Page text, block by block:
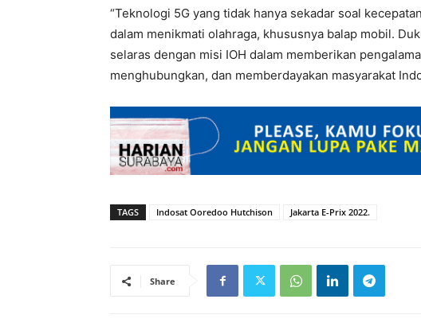
“Teknologi 5G yang tidak hanya sekadar soal
dalam menikmati olahraga, khususnya balap mobil.
selaras dengan misi IOH dalam memberikan
menghubungkan, dan memberdayakan masyarakat
TAGS Indosat Ooredoo Hutchison Jakarta E-Prix 2022.
Share